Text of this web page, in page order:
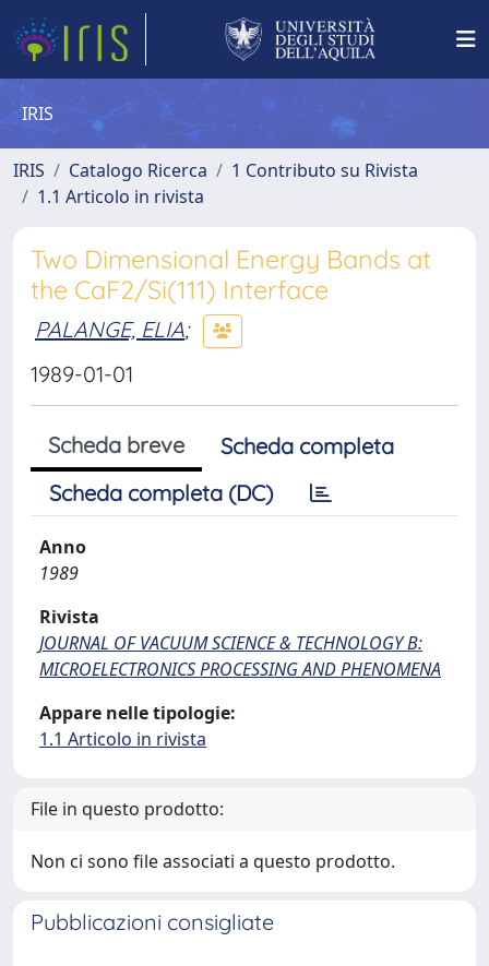
IRIS
IRIS Catalogo Ricerca
1 Contributo su Rivista
1.1 Articolo in rivista
Two Dimensional Energy Bands at
the CaF2/Si(111) Interface
PALANGE, ELIA;
1989-01-01
Scheda breve
Scheda completa
Scheda completa (DC)
Anno
1989
Rivista
JOURNAL OF VACUUM SCIENCE & TECHNOLOGY B:
MICROELECTRONICS PROCESSING AND PHENOMENA
Appare nelle tipologie:
1.1 Articolo in rivista
File in questo prodotto:
Non ci sono file associati a questo prodotto.
Pubblicazioni consigliate